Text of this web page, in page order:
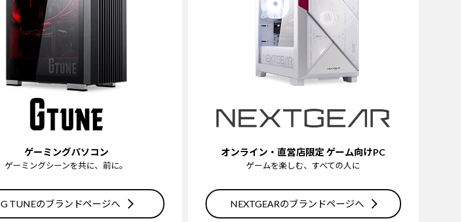
ゲーミングパソコン
ゲーミングシーンを共に、前に。
G TUNEのブランドページへ
オンライン・直営店限定 ゲーム向けPC
ゲームを楽しむ、すべての人に
NEXTGEARのブランドページへ